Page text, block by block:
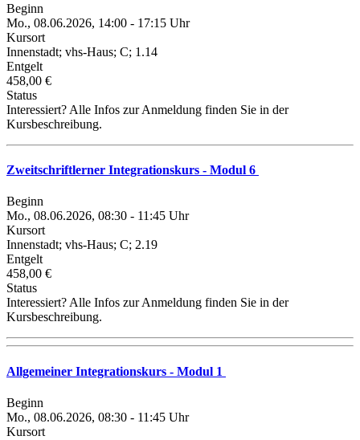
Beginn
Mo., 08.06.2026, 14:00 - 17:15 Uhr
Kursort
Innenstadt; vhs-Haus; C; 1.14
Entgelt
458,00 €
Status
Interessiert? Alle Infos zur Anmeldung finden Sie in der
Kursbeschreibung.
Zweitschriftlerner Integrationskurs - Modul 6
Beginn
Mo., 08.06.2026, 08:30 - 11:45 Uhr
Kursort
Innenstadt; vhs-Haus; C; 2.19
Entgelt
458,00 €
Status
Interessiert? Alle Infos zur Anmeldung finden Sie in der
Kursbeschreibung.
Allgemeiner Integrationskurs - Modul 1
Beginn
Mo., 08.06.2026, 08:30 - 11:45 Uhr
Kursort